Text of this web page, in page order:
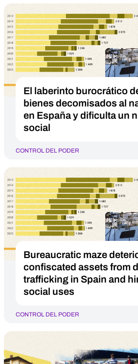
El laberinto burocrático
bienes decomisados al
en España y dificulta un
social
CONTROL DEL PODER
Bureaucratic maze
confiscated assets from
trafficking in Spain and
social uses
CONTROL DEL PODER